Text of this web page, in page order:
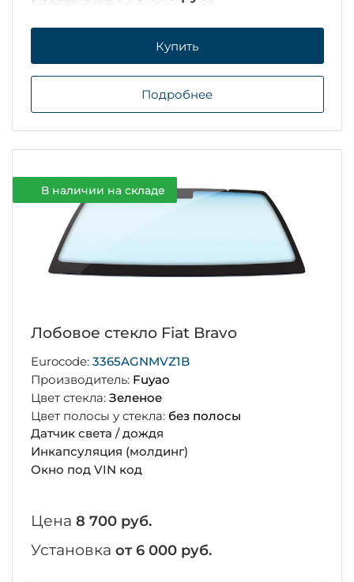
Купить
Подробнее
В наличии на складе
Лобовое стекло Fiat Bravo
Eurocode: 3365AGNMVZ1B
Производитель: Fuyao
Цвет стекла: Зеленое
Цвет полосы у стекла: без полосы
Датчик света / дождя
Инкапсуляция (молдинг)
Окно под VIN код
Цена 8 700 руб.
Установка от 6 000 руб.